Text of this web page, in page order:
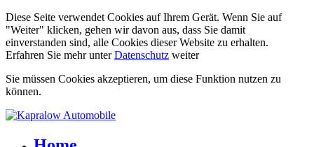
Diese Seite verwendet Cookies auf Ihrem Gerät. Wenn Sie auf
"Weiter" klicken, gehen wir davon aus, dass Sie damit
einverstanden sind, alle Cookies dieser Website zu erhalten.
Erfahren Sie mehr unterDatenschutz weiter
Sie müssen Cookies akzeptieren, um diese Funktion nutzen zu
können.